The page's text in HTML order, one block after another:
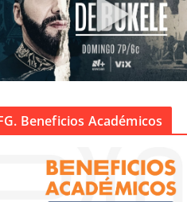
Beneficios Académicos